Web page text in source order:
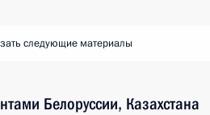
следующие материалы
Белоруссии, Казахстана